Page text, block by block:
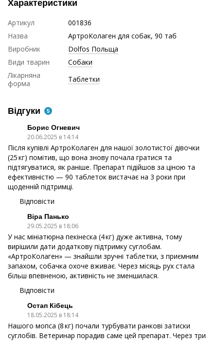
Характеристики
Артикул
001836
Назва
АртроКолаген для собак, 90 таб
Виробник
Dolfos Польща
Види тварин
Собаки
Лікарняна
форма
Таблетки
Відгуки 5
Борис Огневич
20.06.2025 в 14:14
Після купівлі АртроКолаген для нашої золотистої дівочки
(25 кг) помітив, що вона знову почала гратися та
підтягуватися, як раніше. Препарат підійшов за ціною та
ефективністю — 90 таблеток вистачає на 3 роки при
щоденній підтримці.
Відповісти
Віра Панько
29.05.2025 в 18:06
У нас мініатюрна пекінеска (4 кг) дуже активна, тому
вирішили дати додаткову підтримку суглобам.
«АртроКолаген» — знайшли зручні таблетки, з приємним
запахом, собачка охоче вживає. Через місяць рух стала
більш впевненою, активність не зменшилася.
Відповісти
Остап Кібець
18.05.2025 в 18:14
Нашого мопса (8 кг) почали турбувати ранкові затиски
суглобів. Ветеринар порадив саме цей препарат. Через три